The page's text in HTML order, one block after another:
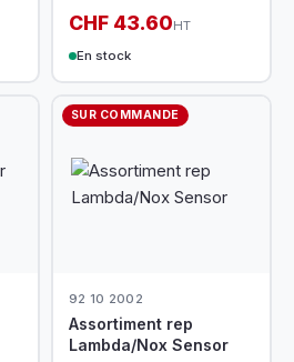
CHF 43.60HT
En stock
SUR COMMANDE
92 10 2002
Assortiment rep
Lambda/Nox Sensor